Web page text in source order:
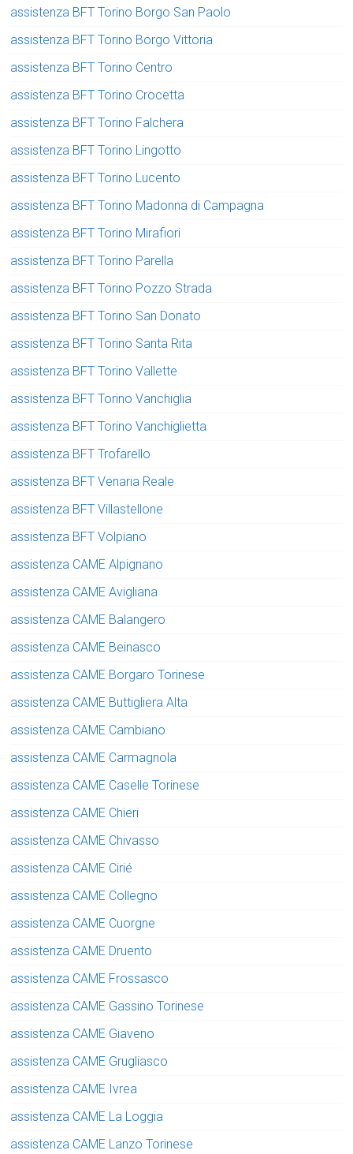
assistenza BFT Torino Borgo San Paolo
assistenza BFT Torino Borgo Vittoria
assistenza BFT Torino Centro
assistenza BFT Torino Crocetta
assistenza BFT Torino Falchera
assistenza BFT Torino Lingotto
assistenza BFT Torino Lucento
assistenza BFT Torino Madonna di Campagna
assistenza BFT Torino Mirafiori
assistenza BFT Torino Parella
assistenza BFT Torino Pozzo Strada
assistenza BFT Torino San Donato
assistenza BFT Torino Santa Rita
assistenza BFT Torino Vallette
assistenza BFT Torino Vanchiglia
assistenza BFT Torino Vanchiglietta
assistenza BFT Trofarello
assistenza BFT Venaria Reale
assistenza BFT Villastellone
assistenza BFT Volpiano
assistenza CAME Alpignano
assistenza CAME Avigliana
assistenza CAME Balangero
assistenza CAME Beinasco
assistenza CAME Borgaro Torinese
assistenza CAME Buttigliera Alta
assistenza CAME Cambiano
assistenza CAME Carmagnola
assistenza CAME Caselle Torinese
assistenza CAME Chieri
assistenza CAME Chivasso
assistenza CAME Cirié
assistenza CAME Collegno
assistenza CAME Cuorgne
assistenza CAME Druento
assistenza CAME Frossasco
assistenza CAME Gassino Torinese
assistenza CAME Giaveno
assistenza CAME Grugliasco
assistenza CAME Ivrea
assistenza CAME La Loggia
assistenza CAME Lanzo Torinese